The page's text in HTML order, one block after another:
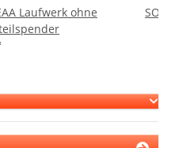
Laufwerk ohne